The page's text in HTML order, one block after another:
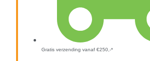
Gratis verzending vanaf €250,-*